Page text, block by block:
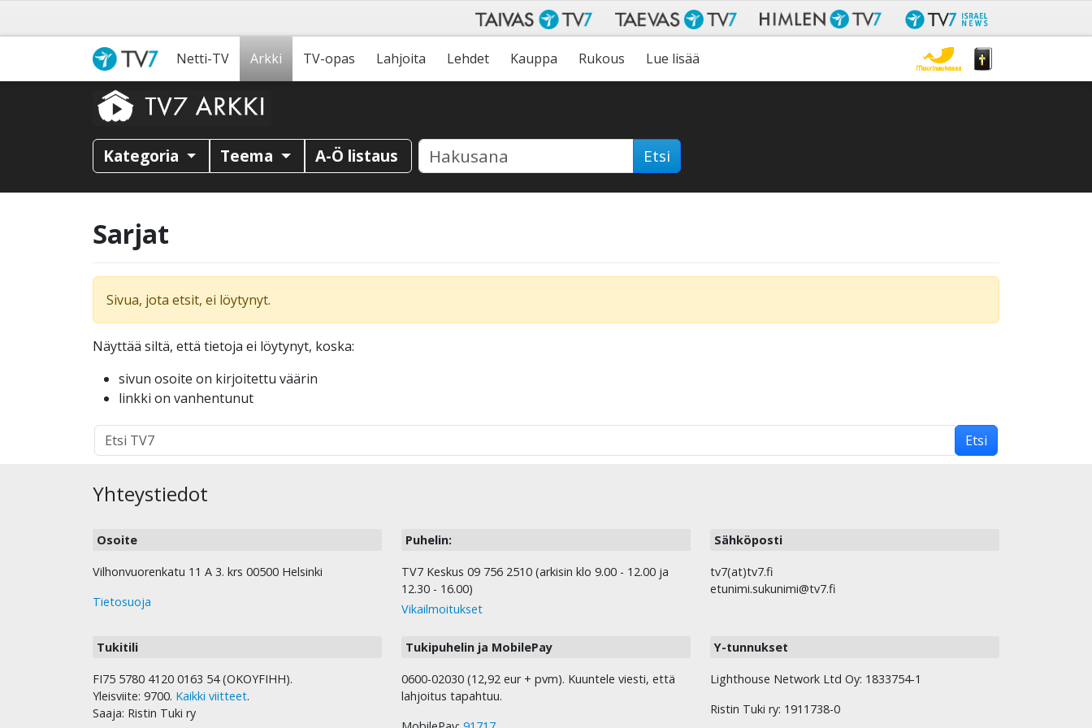
Netti-TV Arkki TV-opas Lahjoita Lehdet Kauppa Rukous Lue lisää
Kategoria Teema A-Ö listaus Etsi
Sarjat
Sivua, jota etsit, ei löytynyt.
Näyttää siltä, että tietoja ei löytynyt, koska:
sivun osoite on kirjoitettu väärin
linkki on vanhentunut
Hakutulokset
haulle:
Etsi
Yhteystiedot
Osoite
Vilhonvuorenkatu 11 A 3. krs 00500 Helsinki
Tietosuoja
Puhelin:
TV7 Keskus 09 756 2510 (arkisin klo 9.00 - 12.00 ja
12.30 - 16.00)
Vikailmoitukset
Sähköposti
tv7(at)tv7.fi
etunimi.sukunimi@tv7.fi
Tukitili
FI75 5780 4120 0163 54 (OKOYFIHH).
Yleisviite: 9700. Kaikki viitteet.
Saaja: Ristin Tuki ry
Tukipuhelin ja MobilePay
0600-02030 (12,92 eur + pvm). Kuuntele viesti, että
lahjoitus tapahtuu.
Y-tunnukset
Lighthouse Network Ltd Oy: 1833754-1
Ristin Tuki ry: 1911738-0